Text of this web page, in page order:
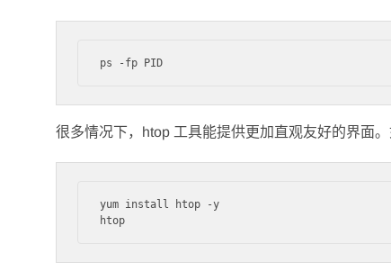
很多情况下，htop 工具能提供更加直观友好的界面
yum install htop -y